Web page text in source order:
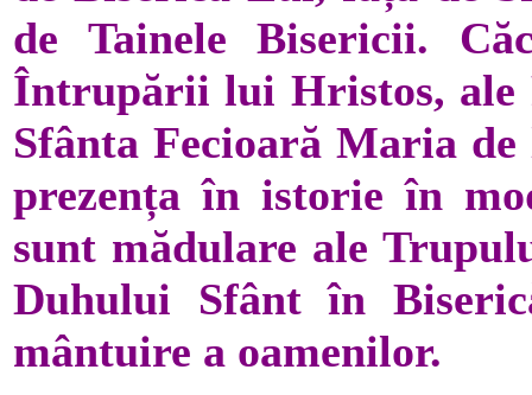
de Tainele Bisericii.
Întrupării lui Hristos, ale
Sfânta Fecioară Maria
prezența în istorie în
sunt mădulare ale
Duhului Sfânt în
mântuire a oamenilor.